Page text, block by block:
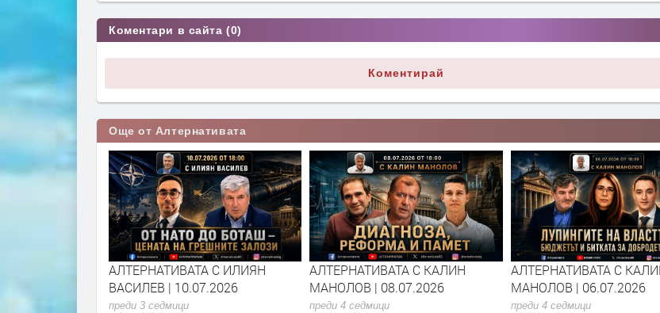
Коментари в сайта (0)
Коментирай
Още от Алтернативата
АЛТЕРНАТИВАТА С ИЛИЯН
ВАСИЛЕВ | 10.07.2026
преди 3 седмици
АЛТЕРНАТИВАТА С КАЛИН
МАНОЛОВ | 08.07.2026
преди 4 седмици
АЛТЕРНАТИВАТА С
МАНОЛОВ | 06.07.2026
преди 4 седмици